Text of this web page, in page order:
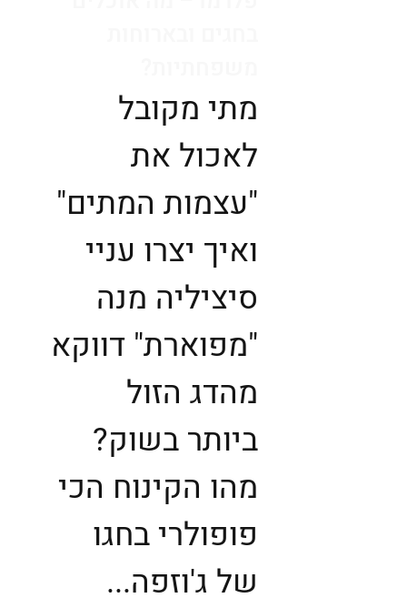
מתי מקובל
לאכול את
"עצמות המתים"
ואיך יצרו עניי
סיציליה מנה
"מפוארת" דווקא
מהדג הזול
ביותר בשוק?
מהו הקינוח הכי
פופולרי בחגו
של ג'וזפה...